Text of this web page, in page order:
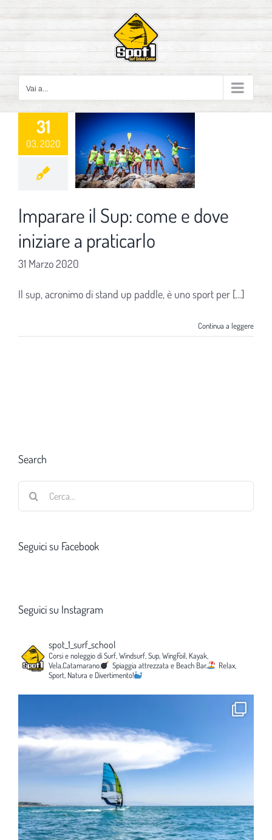
contenuto
Vai a...
31
03, 2020
Imparare il Sup: come e dove
iniziare a praticarlo
31 Marzo 2020
Il sup, acronimo di stand up paddle, è uno sport per [...]
Continua a leggere
Search
Seguici su Facebook
Seguici su Instagram
spot_1_surf_school
Corsi e noleggio di Surf, Windsurf, Sup, WingFoil, Kayak,
Vela,Catamarano.
Spiaggia attrezzata e Beach Bar.
Relax,
Sport, Natura e Divertimento!